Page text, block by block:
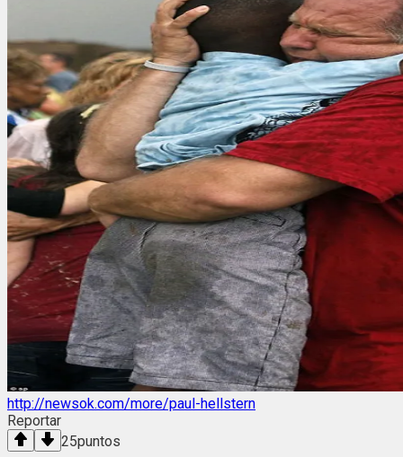
http://newsok.com/more/paul-hellstern
Reportar
25puntos